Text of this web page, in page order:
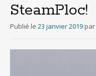
principal
SteamPloc!
Publié le 23 janvier 2019 par